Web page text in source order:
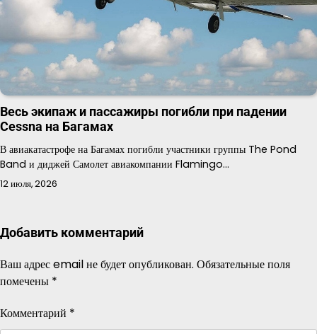
Весь экипаж и пассажиры погибли при падении
Cessna на Багамах
В авиакатастрофе на Багамах погибли участники группы The Pond
Band и диджей Самолет авиакомпании Flamingo…
12 июля, 2026
Добавить комментарий
Ваш адрес email не будет опубликован. Обязательные поля
помечены *
Комментарий *